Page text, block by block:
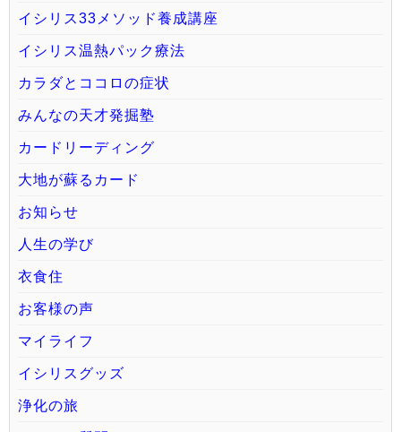
イシリス33メソッド養成講座
イシリス温熱パック療法
カラダとココロの症状
みんなの天才発掘塾
カードリーディング
大地が蘇るカード
お知らせ
人生の学び
衣食住
お客様の声
マイライフ
イシリスグッズ
浄化の旅